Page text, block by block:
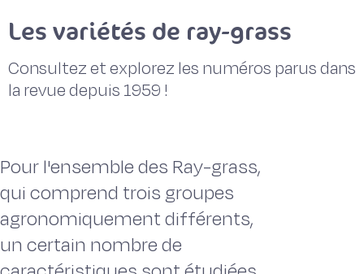
Les variétés de ray-grass
Consultez et explorez les numéros parus dans
la revue depuis 1959 !
Pour l'ensemble des Ray-grass,
qui comprend trois groupes
agronomiquement différents,
un certain nombre de